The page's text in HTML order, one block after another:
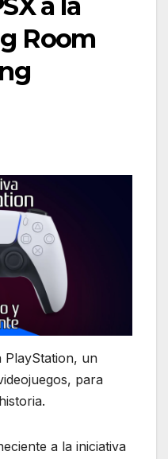
a la
Room
PlayStation, un
para
a la iniciativa